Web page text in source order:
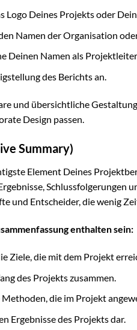
Logo Deines Projekts oder
Namen der Organisation
Deinen Namen als
des Berichts an.
und übersichtliche
Design passen.
Summary)
Element Deines
Schlussfolgerungen
und Entscheider, die wenig
enthalten sein:
Ziele, die mit dem Projekt
des Projekts zusammen.
die im Projekt
Ergebnisse des Projekts dar.